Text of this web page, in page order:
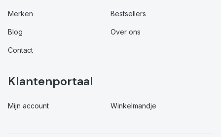
Merken Bestsellers
Blog Over ons
Contact
Klantenportaal
Mijn account Winkelmandje